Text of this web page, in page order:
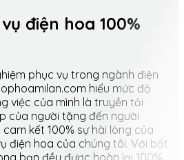
điện hoa 100%
phục vụ trong ngành điện
hiểu mức độ
việc của mình là truyền tải
của người tặng đến người
kết 100% sự hài lòng của
điện hoa của chúng tôi. Với bất